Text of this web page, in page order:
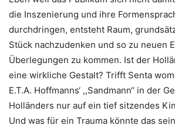
die Inszenierung und ihre
durchdringen, entsteht Raum,
Stück nachzudenken und so zu neuen
Überlegungen zu kommen. Ist der
eine wirkliche Gestalt? Trifft Senta
E.T.A. Hoffmanns‘ ,,Sandmann‘‘ in der
Holländers nur auf ein tief sitzendes
Und was für ein Trauma könnte das